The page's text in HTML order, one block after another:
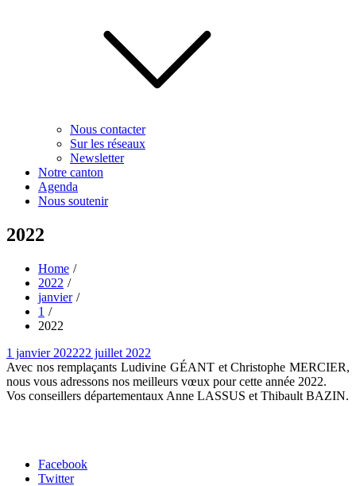
Nous contacter
Sur les réseaux
Newsletter
Notre canton
Agenda
Nous soutenir
2022
Home
2022
janvier
1
2022
Posted
on
1 janvier 202222 juillet 2022
Avec nos remplaçants Ludivine GÉANT et Christophe MERCIER,
nous vous adressons nos meilleurs vœux pour cette année 2022.
Vos conseillers départementaux Anne LASSUS et Thibault BAZIN.
PartagerFacebook
Twitter